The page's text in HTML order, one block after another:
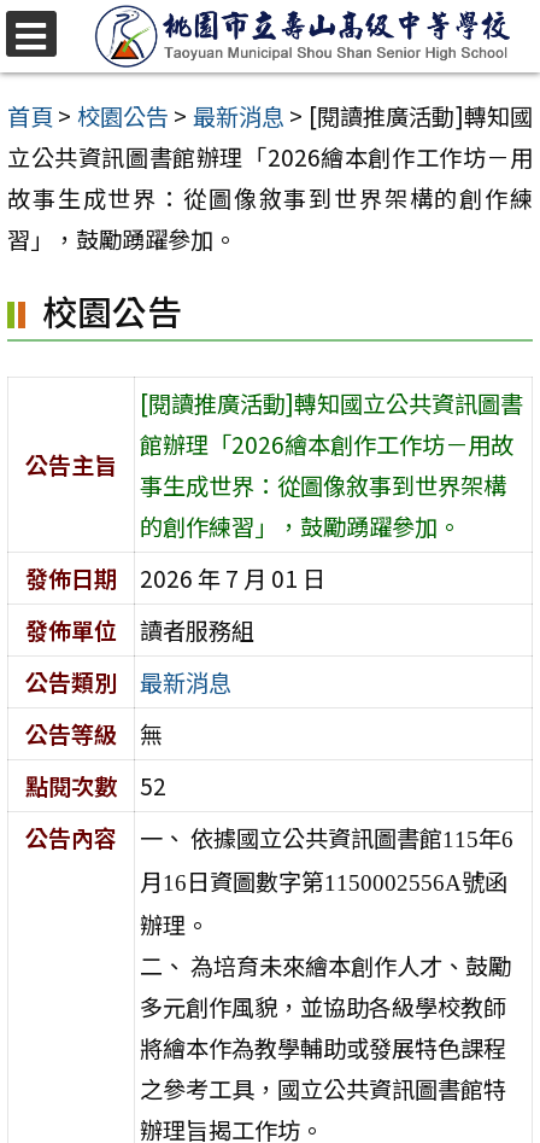
跳
至
主
要
內
容
首頁 > 校園公告 > 最新消息 > [閱讀推廣活動]轉知國
立公共資訊圖書館辦理「2026繪本創作工作坊－用
故事生成世界：從圖像敘事到世界架構的創作練
習」，鼓勵踴躍參加。
校園公告
公告主旨
[閱讀推廣活動]轉知國立公共資訊圖書
館辦理「2026繪本創作工作坊－用故
事生成世界：從圖像敘事到世界架構
的創作練習」，鼓勵踴躍參加。
發佈日期
2026 年 7 月 01 日
發佈單位
讀者服務組
公告類別
最新消息
公告等級
無
點閱次數
52
公告內容
一、 依據國立公共資訊圖書館115年6
月16日資圖數字第1150002556A號函
辦理。
二、 為培育未來繪本創作人才、鼓勵
多元創作風貌，並協助各級學校教師
將繪本作為教學輔助或發展特色課程
之參考工具，國立公共資訊圖書館特
辦理旨揭工作坊。
選
單